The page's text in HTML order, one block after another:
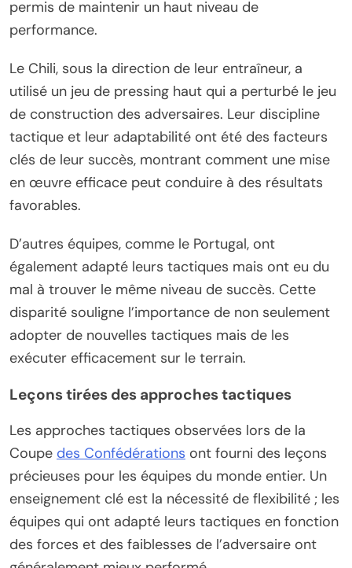
permis de maintenir un haut niveau de
performance.
Le Chili, sous la direction de leur entraîneur, a
utilisé un jeu de pressing haut qui a perturbé le jeu
de construction des adversaires. Leur discipline
tactique et leur adaptabilité ont été des facteurs
clés de leur succès, montrant comment une mise
en œuvre efficace peut conduire à des résultats
favorables.
D’autres équipes, comme le Portugal, ont
également adapté leurs tactiques mais ont eu du
mal à trouver le même niveau de succès. Cette
disparité souligne l’importance de non seulement
adopter de nouvelles tactiques mais de les
exécuter efficacement sur le terrain.
Leçons tirées des approches tactiques
Les approches tactiques observées lors de la
Coupe des Confédérations ont fourni des leçons
précieuses pour les équipes du monde entier. Un
enseignement clé est la nécessité de flexibilité ; les
équipes qui ont adapté leurs tactiques en fonction
des forces et des faiblesses de l’adversaire ont